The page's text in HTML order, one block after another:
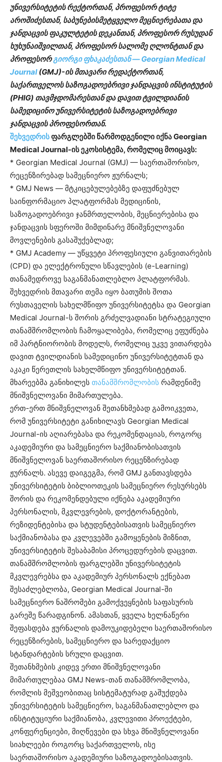
უნივერსიტეტის რექტორთან, პროფესორ ტიტე
აროშიძესთან, საბუნებისმეტყველო მეცნიერებათა და
ჯანდაცვის ფაკულტეტის დეკანთან, პროფესორ რუსუდან
ხუხუნაიშვილთან, პროფესორ სალომე ღლონტთან და
პროფესორგიორგი ფხაკაძესთან — Georgian Medical
Journal(GMJ)-ის მთავარი რედაქტორთან,
საქართველოს საზოგადოებრივი ჯანდაცვის ინსტიტუტის
(PHIG) თავმჯდომარესთან და დავით ტვილდიანის
სამედიცინო უნივერსიტეტის საზოგადოებრივი
ჯანდაცვის პროფესორთან.
შეხვედრისფარგლებში წარმოდგენილი იქნა Georgian
Medical Journal-ის ეკოსისტემა, რომელიც მოიცავს:
* Georgian Medical Journal (GMJ) — საერთაშორისო,
რეცენზირებად სამეცნიერო ჟურნალს;
* GMJ News — მტკიცებულებებზე დაფუძნებულ
საინფორმაციო პლატფორმას მედიცინის,
საზოგადოებრივი ჯანმრთელობის, მეცნიერებისა და
ჯანდაცვის სფეროში მიმდინარე მნიშვნელოვანი
მოვლენების გასაშუქებლად;
* GMJ Academy — უწყვეტი პროფესიული განვითარების
(CPD) და ელექტრონული სწავლების (e-Learning)
თანამედროვე საგანმანათლებლო პლატფორმას.
შეხვედრის მთავარი თემა იყო ბათუმის შოთა
რუსთაველის სახელმწიფო უნივერსიტეტსა და Georgian
Medical Journal-ს შორის გრძელვადიანი სტრატეგიული
თანამშრომლობის ჩამოყალიბება, რომელიც ეფუძნება
იმ პარტნიორობის მოდელს, რომელიც უკვე ვითარდება
დავით ტვილდიანის სამედიცინო უნივერსიტეტთან და
აკაკი წერეთლის სახელმწიფო უნივერსიტეტთან.
მხარეებმა განიხილეს თანამშრომლობის რამდენიმე
მნიშვნელოვანი მიმართულება.
ერთ-ერთ მნიშვნელოვან შეთანხმებად გამოიკვეთა,
რომ უნივერსიტეტი განიხილავს Georgian Medical
Journal-ის აღიარებასა და რეკომენდაციას, როგორც
აკადემიური და სამეცნიერო საქმიანობისათვის
მნიშვნელოვან საერთაშორისო რეცენზირებად
ჟურნალს. ასევე დაიგეგმა, რომ GMJ განთავსდება
უნივერსიტეტის ბიბლიოთეკის სამეცნიერო რესურსებს
შორის და რეკომენდებული იქნება აკადემიური
პერსონალის, მკვლევრების, დოქტორანტების,
რეზიდენტებისა და სტუდენტებისათვის სამეცნიერო
საქმიანობასა და კვლევებში გამოყენების მიზნით,
უნივერსიტეტის შესაბამისი პროცედურების დაცვით.
თანამშრომლობის ფარგლებში უნივერსიტეტის
მკვლევრებსა და აკადემიურ პერსონალს ექნებათ
შესაძლებლობა, Georgian Medical Journal-ში
სამეცნიერო ნაშრომები გამოქვეყნების საფასურის
გარეშე წარადგინონ. ამასთან, ყველა ხელნაწერი
შეფასდება ჟურნალის დამოუკიდებელი საერთაშორისო
რეცენზირების, სამეცნიერო და სარედაქციო
სტანდარტების სრული დაცვით.
შეთანხმების კიდევ ერთი მნიშვნელოვანი
მიმართულებაა GMJ News-თან თანამშრომლობა,
რომლის მეშვეობითაც სისტემატურად გაშუქდება
უნივერსიტეტის სამეცნიერო, საგანმანათლებლო და
ინსტიტუციური საქმიანობა, კვლევითი პროექტები,
კონფერენციები, მიღწევები და სხვა მნიშვნელოვანი
სიახლეები როგორც საქართველოს, ისე
საერთაშორისო აკადემიური საზოგადოებისათვის.